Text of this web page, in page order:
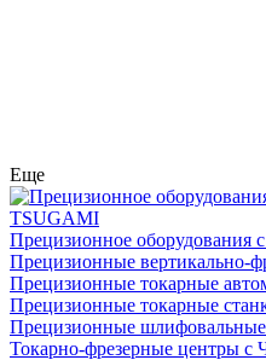
Еще
Прецизионное оборудования
Прецизионные вертикально-
Прецизионные токарные
Прецизионные токарные
Прецизионные
Токарно-фрезерные центры с